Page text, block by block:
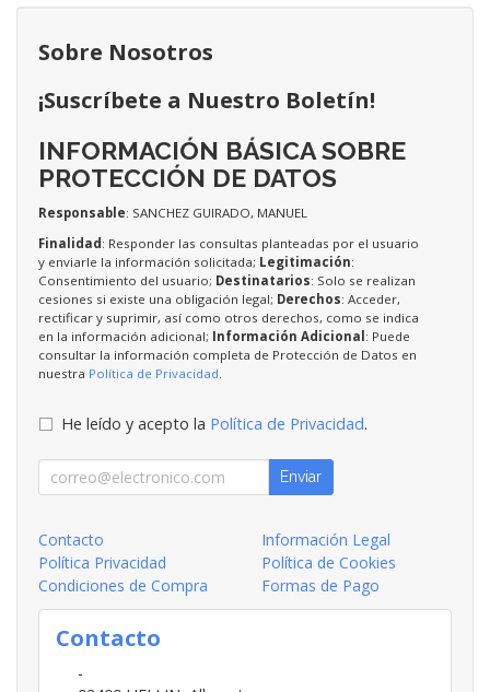
Sobre Nosotros
¡Suscríbete a Nuestro Boletín!
INFORMACIÓN BÁSICA SOBRE
PROTECCIÓN DE DATOS
Responsable: SANCHEZ GUIRADO, MANUEL
Finalidad: Responder las consultas planteadas por el usuario
y enviarle la información solicitada; Legitimación:
Consentimiento del usuario; Destinatarios: Solo se realizan
cesiones si existe una obligación legal; Derechos: Acceder,
rectificar y suprimir, así como otros derechos, como se indica
en la información adicional; Información Adicional: Puede
consultar la información completa de Protección de Datos en
nuestra Política de Privacidad
He leído y acepto la Política de Privacidad.
Enviar
Contacto
Información Legal
Política Privacidad
Política de Cookies
Condiciones de Compra
Formas de Pago
Contacto
-